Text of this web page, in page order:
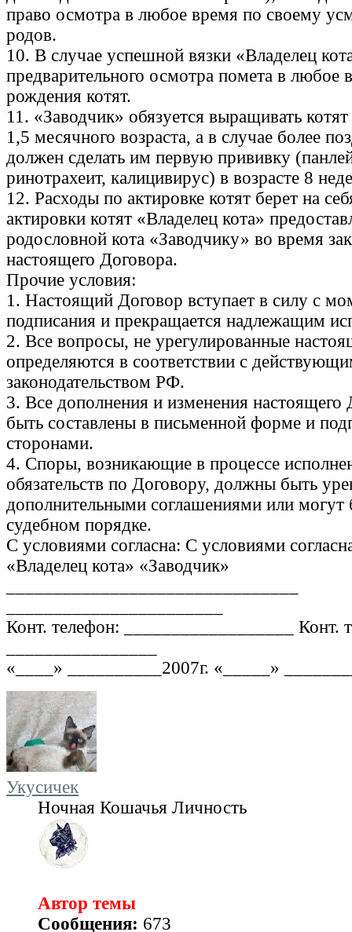
право осмотра в любое время по своему
родов.
10. В случае успешной вязки «Владелец
предварительного осмотра помета в любое
рождения котят.
11. «Заводчик» обязуется выращивать
1,5 месячного возраста, а в случае более
должен сделать им первую прививку
ринотрахеит, калицивирус) в возрасте 8
12. Расходы по актировке котят берет на
актировки котят «Владелец кота»
родословной кота «Заводчику» во время
настоящего Договора.
Прочие условия:
1. Настоящий Договор вступает в силу с
подписания и прекращается надлежащим
2. Все вопросы, не урегулированные
определяются в соответствии с
законодательством РФ.
3. Все дополнения и изменения
быть составлены в письменной форме и
сторонами.
4. Споры, возникающие в процессе
обязательств по Договору, должны быть
дополнительными соглашениями или
судебном порядке.
С условиями согласна: С условиями
«Владелец кота» «Заводчик»
Конт. телефон: __________________ Конт.
«____» __________2007г. «_____»
Укусичек
Ночная Кошачья Личность
Автор темы
Сообщения: 673